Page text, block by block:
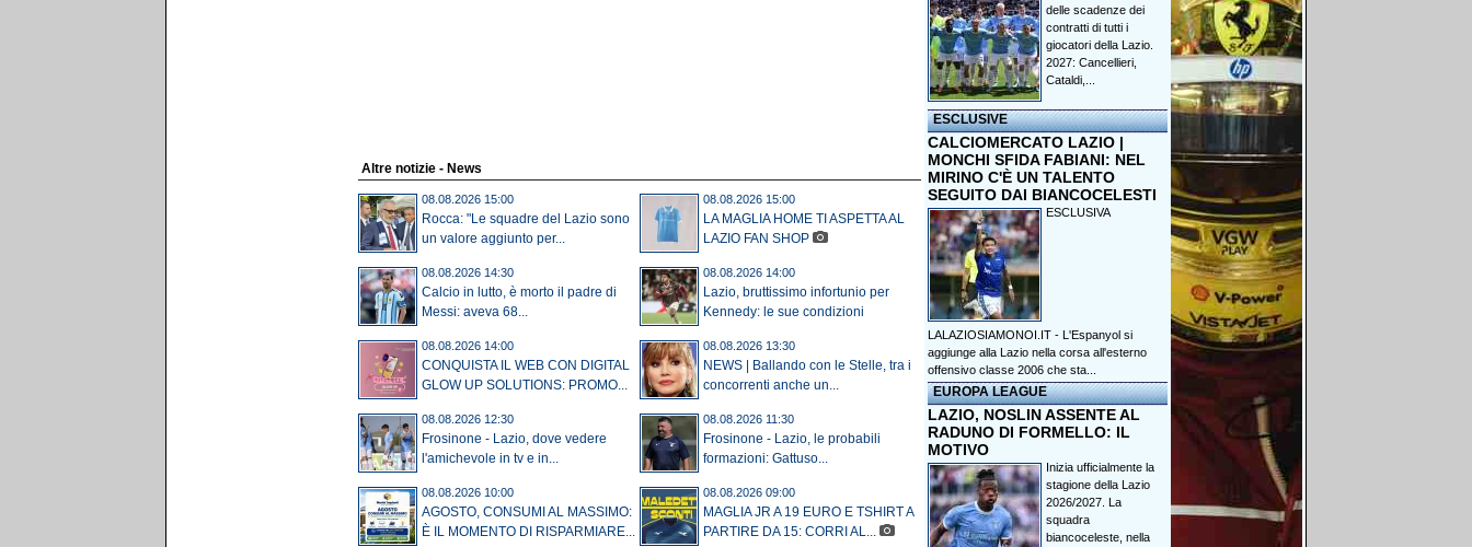
Altre notizie - News
08.08.2026 15:00
Rocca: "Le squadre del Lazio sono
un valore aggiunto per...
08.08.2026 15:00
LA MAGLIA HOME TI ASPETTA AL
LAZIO FAN SHOP
08.08.2026 14:30
Calcio in lutto, è morto il padre di
Messi: aveva 68...
08.08.2026 14:00
Lazio, bruttissimo infortunio per
Kennedy: le sue condizioni
08.08.2026 14:00
CONQUISTA IL WEB CON DIGITAL
GLOW UP SOLUTIONS: PROMO...
08.08.2026 13:30
NEWS | Ballando con le Stelle, tra i
concorrenti anche un...
08.08.2026 12:30
Frosinone - Lazio, dove vedere
l'amichevole in tv e in...
08.08.2026 11:30
Frosinone - Lazio, le probabili
formazioni: Gattuso...
08.08.2026 10:00
AGOSTO, CONSUMI AL MASSIMO:
È IL MOMENTO DI RISPARMIARE...
08.08.2026 09:00
MAGLIA JR A 19 EURO E TSHIRT A
PARTIRE DA 15: CORRI AL...
delle scadenze dei
contratti di tutti i
giocatori della Lazio.
2027: Cancellieri,
Cataldi,...
ESCLUSIVE
CALCIOMERCATO LAZIO |
MONCHI SFIDA FABIANI: NEL
MIRINO C'È UN TALENTO
SEGUITO DAI BIANCOCELESTI
ESCLUSIVA
LALAZIOSIAMONOI.IT - L'Espanyol si
aggiunge alla Lazio nella corsa all'esterno
offensivo classe 2006 che sta...
EUROPA LEAGUE
LAZIO, NOSLIN ASSENTE AL
RADUNO DI FORMELLO: IL
MOTIVO
Inizia ufficialmente la
stagione della Lazio
2026/2027. La
squadra
biancoceleste, nella